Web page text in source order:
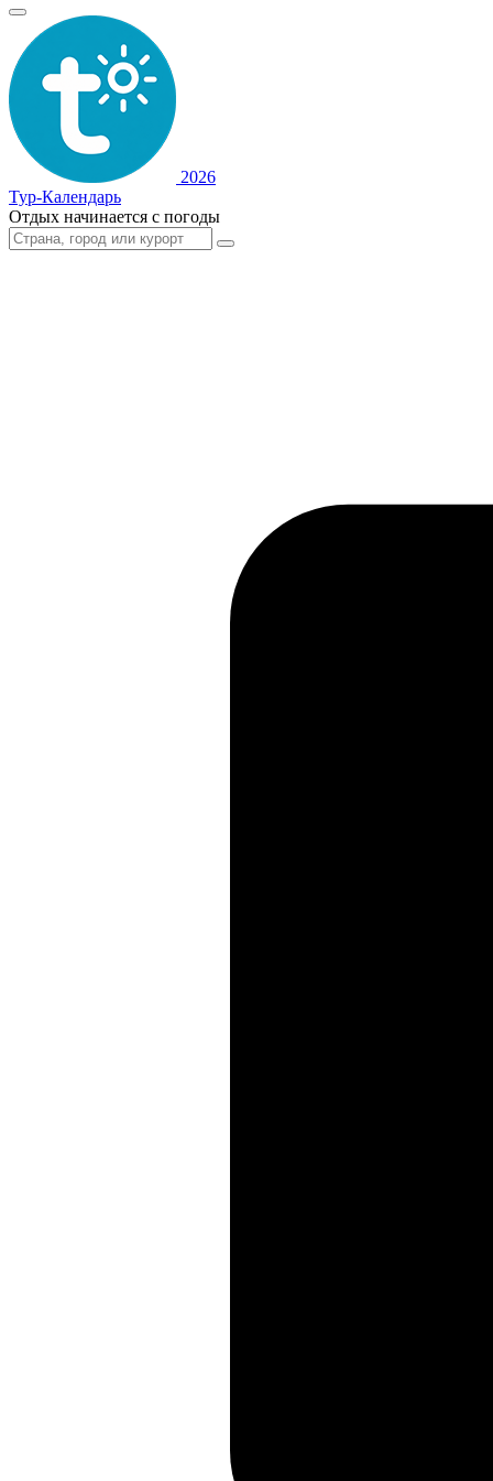
2026
Тур-Календарь
Отдых начинается с погоды